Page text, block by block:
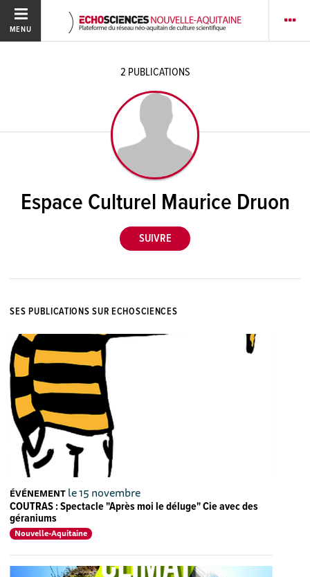
MENU
2 PUBLICATIONS
Espace Culturel Maurice Druon
SES PUBLICATIONS SUR ECHOSCIENCES
ÉVÉNEMENT le 15 novembre
COUTRAS : Spectacle "Après moi le déluge" Cie avec des
géraniums
Nouvelle-Aquitaine